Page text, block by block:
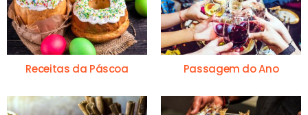
Receitas da Páscoa Passagem do Ano